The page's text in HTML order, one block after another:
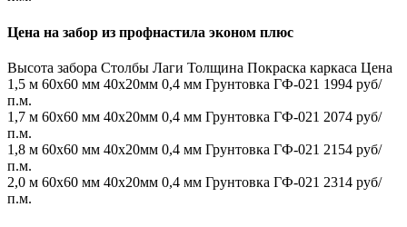
Цена на забор из профнастила эконом плюс
Высота забора Столбы Лаги Толщина Покраска каркаса Цена
1,5 м 60х60 мм 40х20мм 0,4 мм Грунтовка ГФ-021 1994 руб/
п.м.
1,7 м 60х60 мм 40х20мм 0,4 мм Грунтовка ГФ-021 2074 руб/
п.м.
1,8 м 60х60 мм 40х20мм 0,4 мм Грунтовка ГФ-021 2154 руб/
п.м.
2,0 м 60х60 мм 40х20мм 0,4 мм Грунтовка ГФ-021 2314 руб/
п.м.